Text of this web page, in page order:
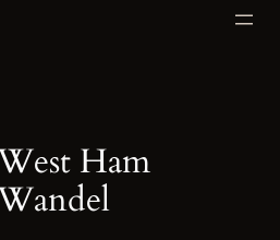
Ham